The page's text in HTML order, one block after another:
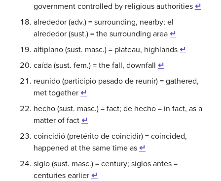
government controlled by religious authorities ↵
alrededor (adv.) = surrounding, nearby; el
alrededor (sust.) = the surrounding area ↵
altiplano (sust. masc.) = plateau, highlands ↵
caída (sust. fem.) = the fall, downfall ↵
reunido (participio pasado de reunir) = gathered,
met together ↵
hecho (sust. masc.) = fact; de hecho = in fact, as a
matter of fact ↵
coincidió (pretérito de coincidir) = coincided,
happened at the same time as ↵
siglo (sust. masc.) = century; siglos antes =
centuries earlier ↵